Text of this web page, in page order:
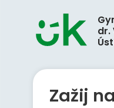
dr.
Zažij